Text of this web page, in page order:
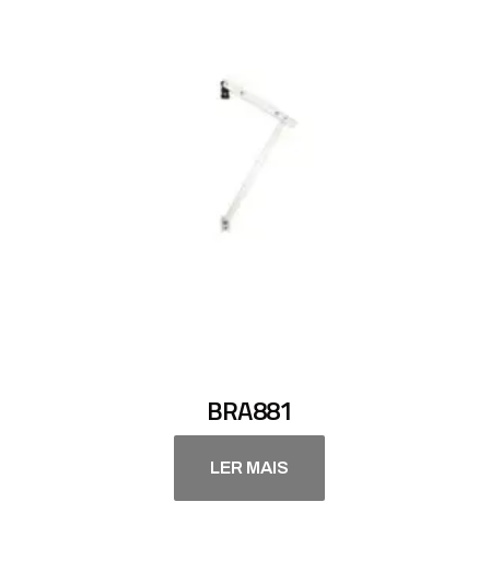
BRA881
LER MAIS